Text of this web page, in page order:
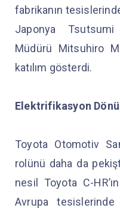
fabrikanın
Japonya
Müdürü Mitsuhiro
katılım gösterdi.
Elektrifikasyon
Toyota Otomotiv
rolünü daha da
nesil Toyota C-
Avrupa